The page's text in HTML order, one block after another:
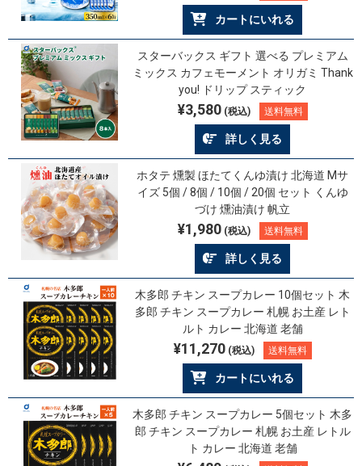
カートにいれる
スターバックス ギフト 選べる プレミアム
ミックス カフェモーメント オリガミ Thank
you! ドリップ スティック
¥3,580(税込) 送料無料
詳しく見る
ホタテ 燻製 ほたてくんゆ漬け 北海道 Mサ
イズ 5個 / 8個 / 10個 / 20個 セット くんゆ
づけ 燻油漬け 帆立
¥1,980(税込) 送料無料
詳しく見る
木多郎 チキン スープカレー 10個セット 木
多郎 チキン スープカレー 札幌 お土産 レト
ルト カレー 北海道 老舗
¥11,270(税込) 送料無料
カートにいれる
木多郎 チキン スープカレー 5個セット 木多
郎 チキン スープカレー 札幌 お土産 レトル
ト カレー 北海道 老舗